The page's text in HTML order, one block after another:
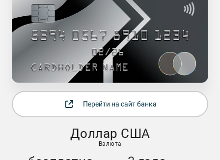
Перейти на сайт банка
Доллар США
Валюта